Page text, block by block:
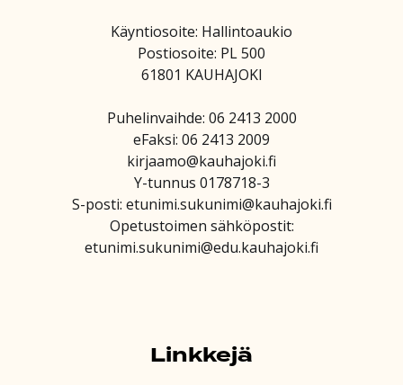
Käyntiosoite: Hallintoaukio
Postiosoite: PL 500
61801 KAUHAJOKI
Puhelinvaihde: 06 2413 2000
eFaksi: 06 2413 2009
kirjaamo@kauhajoki.fi
Y-tunnus 0178718-3
S-posti: etunimi.sukunimi@kauhajoki.fi
Opetustoimen sähköpostit:
etunimi.sukunimi@edu.kauhajoki.fi
Linkkejä